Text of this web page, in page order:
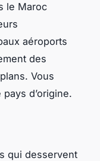
le Maroc
aéroports
des
Vous
d’origine.
qui desservent